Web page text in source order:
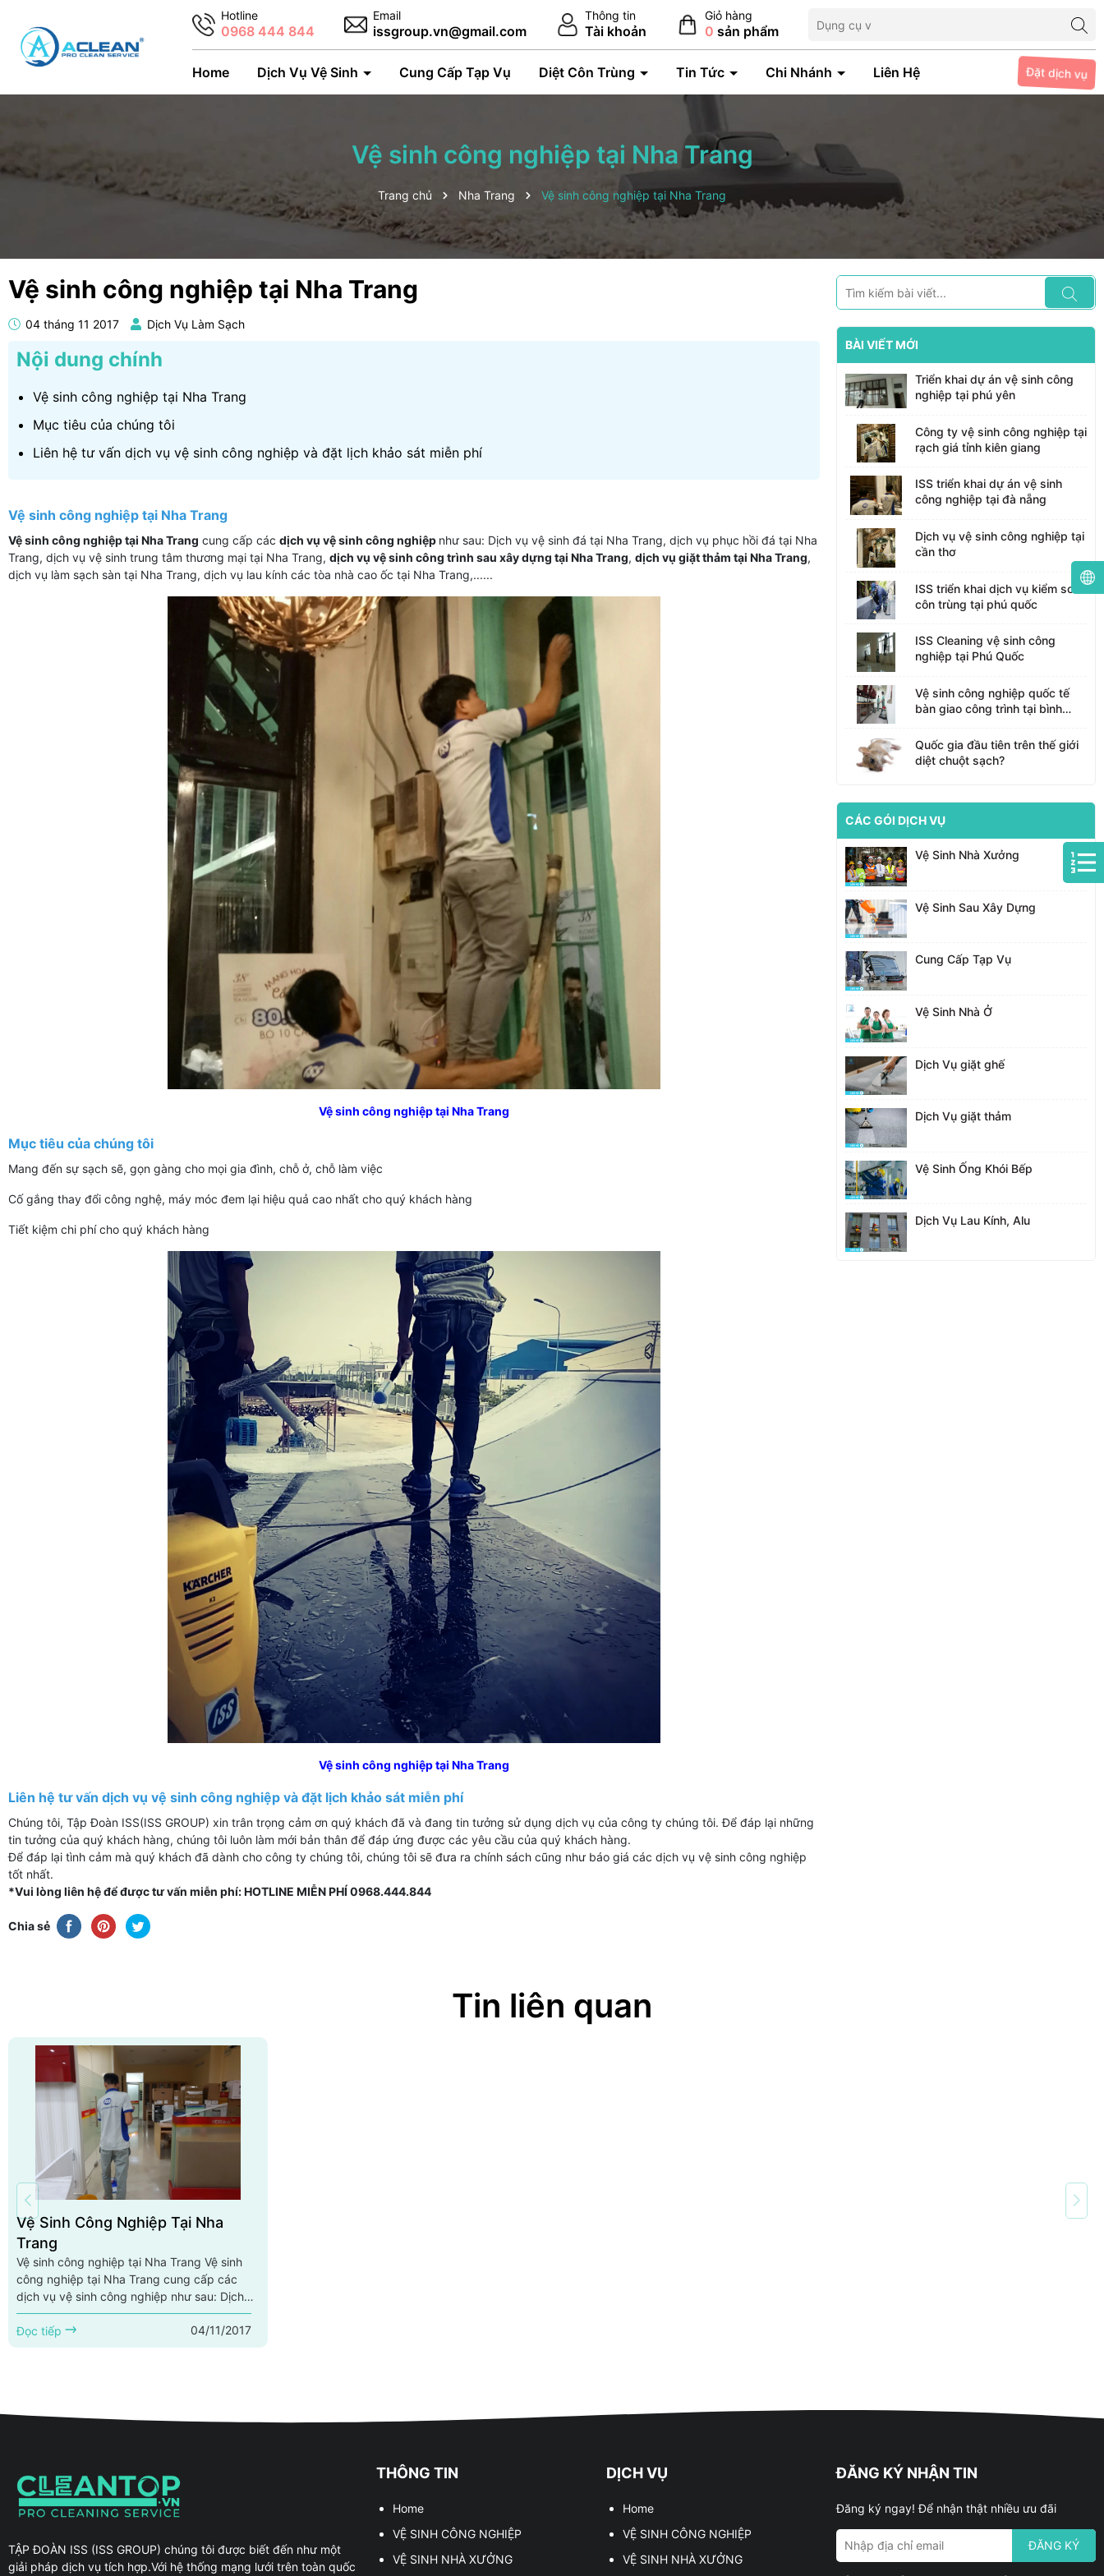
Hotline
0968 444 844
Email
issgroup.vn@gmail.com
Thông tin
Tài khoản
Giỏ hàng
0 sản phẩm
Home Dịch Vụ Vệ Sinh Cung Cấp Tạp Vụ Diệt Côn Trùng Tin Tức Chi Nhánh Liên Hệ Đặt dịch vụ
Vệ sinh công nghiệp tại Nha Trang
Trang chủ Nha Trang Vệ sinh công nghiệp tại Nha Trang
Vệ sinh công nghiệp tại Nha Trang
04 tháng 11 2017 Dịch Vụ Làm Sạch
Nội dung chính
Vệ sinh công nghiệp tại Nha Trang
Mục tiêu của chúng tôi
Liên hệ tư vấn dịch vụ vệ sinh công nghiệp và đặt lịch khảo sát miễn phí
Vệ sinh công nghiệp tại Nha Trang
Vệ sinh công nghiệp tại Nha Trang cung cấp các dịch vụ vệ sinh công nghiệp như sau: Dịch vụ vệ sinh đá tại Nha Trang, dịch vụ phục hồi đá tại Nha
Trang, dịch vụ vệ sinh trung tâm thương mại tại Nha Trang, dịch vụ vệ sinh công trình sau xây dựng tại Nha Trang, dịch vụ giặt thảm tại Nha Trang,
dịch vụ làm sạch sàn tại Nha Trang, dịch vụ lau kính các tòa nhà cao ốc tại Nha Trang,......
Vệ sinh công nghiệp tại Nha Trang
Mục tiêu của chúng tôi
Mang đến sự sạch sẽ, gọn gàng cho mọi gia đình, chỗ ở, chỗ làm việc
Cố gắng thay đổi công nghệ, máy móc đem lại hiệu quả cao nhất cho quý khách hàng
Tiết kiệm chi phí cho quý khách hàng
Vệ sinh công nghiệp tại Nha Trang
Liên hệ tư vấn dịch vụ vệ sinh công nghiệp và đặt lịch khảo sát miễn phí
Chúng tôi, Tập Đoàn ISS(ISS GROUP) xin trân trọng cảm ơn quý khách đã và đang tin tưởng sử dụng dịch vụ của công ty chúng tôi. Để đáp lại những
tin tưởng của quý khách hàng, chúng tôi luôn làm mới bản thân để đáp ứng được các yêu cầu của quý khách hàng.
Để đáp lại tình cảm mà quý khách đã dành cho công ty chúng tôi, chúng tôi sẽ đưa ra chính sách cũng như báo giá các dịch vụ vệ sinh công nghiệp
tốt nhất.
*Vui lòng liên hệ để được tư vấn miễn phí: HOTLINE MIỄN PHÍ 0968.444.844
Chia sẻ
BÀI VIẾT MỚI
Triển khai dự án vệ sinh công
nghiệp tại phú yên
Công ty vệ sinh công nghiệp tại
rạch giá tỉnh kiên giang
ISS triển khai dự án vệ sinh
công nghiệp tại đà nẵng
Dịch vụ vệ sinh công nghiệp tại
cần thơ
ISS triển khai dịch vụ kiểm soát
côn trùng tại phú quốc
ISS Cleaning vệ sinh công
nghiệp tại Phú Quốc
Vệ sinh công nghiệp quốc tế
bàn giao công trình tại bình
Quốc gia đầu tiên trên thế giới
diệt chuột sạch?
CÁC GÓI DỊCH VỤ
Vệ Sinh Nhà Xưởng
Vệ Sinh Sau Xây Dựng
Cung Cấp Tạp Vụ
Vệ Sinh Nhà Ở
Dịch Vụ giặt ghế
Dịch Vụ giặt thảm
Vệ Sinh Ống Khói Bếp
Dịch Vụ Lau Kính, Alu
Tin liên quan
Vệ Sinh Công Nghiệp Tại Nha
Trang
Vệ sinh công nghiệp tại Nha Trang Vệ sinh
công nghiệp tại Nha Trang cung cấp các
dịch vụ vệ sinh công nghiệp như sau: Dịch
vụ vệ sinh đá tại Nha Trang, dịch vụ phục hồi
đá tại Nha Trang, dịch vụ vệ sinh trung tâm
thương mại tại Nha Trang, dịch vụ vệ sinh
Đọc tiếp 04/11/2017
TẬP ĐOÀN ISS (ISS GROUP) chúng tôi được biết đến như một
giải pháp dịch vụ tích hợp.Với hệ thống mạng lưới trên toàn quốc
THÔNG TIN
Home
VỆ SINH CÔNG NGHIỆP
VỆ SINH NHÀ XƯỞNG
DỊCH VỤ
Home
VỆ SINH CÔNG NGHIỆP
VỆ SINH NHÀ XƯỞNG
ĐĂNG KÝ NHẬN TIN
Đăng ký ngay! Để nhận thật nhiều ưu đãi
ĐĂNG KÝ